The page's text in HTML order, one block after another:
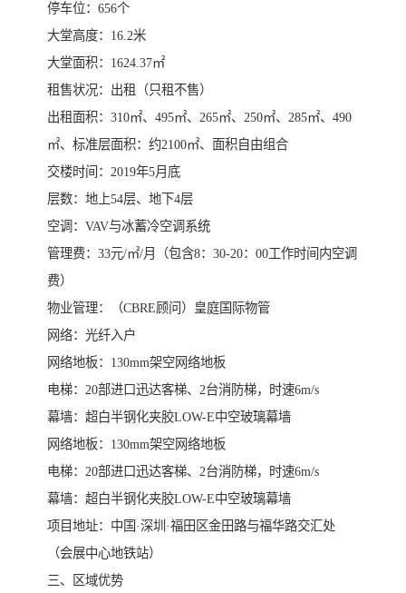
停车位：656个
大堂高度：16.2米
大堂面积：1624.37㎡
租售状况：出租（只租不售）
出租面积：310㎡、495㎡、265㎡、250㎡、285㎡、490
㎡、标准层面积：约2100㎡、面积自由组合
交楼时间：2019年5月底
层数：地上54层、地下4层
空调：VAV与冰蓄冷空调系统
管理费：33元/㎡/月（包含8：30-20：00工作时间内空调
费）
物业管理：（CBRE顾问）皇庭国际物管
网络：光纤入户
网络地板：130mm架空网络地板
电梯：20部进口迅达客梯、2台消防梯，时速6m/s
幕墙：超白半钢化夹胶LOW-E中空玻璃幕墙
网络地板：130mm架空网络地板
电梯：20部进口迅达客梯、2台消防梯，时速6m/s
幕墙：超白半钢化夹胶LOW-E中空玻璃幕墙
项目地址：中国·深圳·福田区金田路与福华路交汇处
（会展中心地铁站）
三、区域优势